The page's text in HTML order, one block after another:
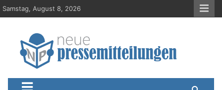
S
k
Samstag, August 8, 2026
Neue-
Presseportal, Nachrichten, News, Meldungen, Wirtschaft